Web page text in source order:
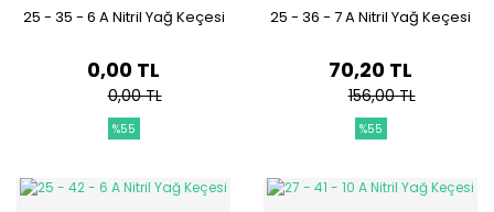
25 - 35 - 6 A Nitril Yağ Keçesi
0,00 TL
0,00 TL
%55
25 - 36 - 7 A Nitril Yağ Keçesi
70,20 TL
156,00 TL
%55